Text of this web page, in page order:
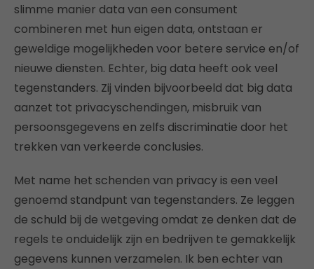
slimme manier data van een consument
combineren met hun eigen data, ontstaan er
geweldige mogelijkheden voor betere service en/of
nieuwe diensten. Echter, big data heeft ook veel
tegenstanders. Zij vinden bijvoorbeeld dat big data
aanzet tot privacyschendingen, misbruik van
persoonsgegevens en zelfs discriminatie door het
trekken van verkeerde conclusies.
Met name het schenden van privacy is een veel
genoemd standpunt van tegenstanders. Ze leggen
de schuld bij de wetgeving omdat ze denken dat de
regels te onduidelijk zijn en bedrijven te gemakkelijk
gegevens kunnen verzamelen. Ik ben echter van